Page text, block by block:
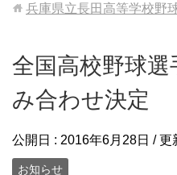
兵庫県立長田高等学校野
全国高校野球選
み合わせ決定
公開日 : 2016年6月28日 / 更
お知らせ